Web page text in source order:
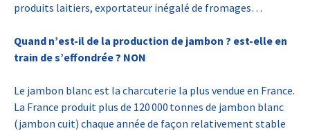
produits laitiers, exportateur inégalé de fromages…
Quand n’est-il de la production de jambon ? est-elle en
train de s’effondrée ? NON
Le jambon blanc est la charcuterie la plus vendue en France.
La France produit plus de 120 000 tonnes de jambon blanc
(jambon cuit) chaque année de façon relativement stable